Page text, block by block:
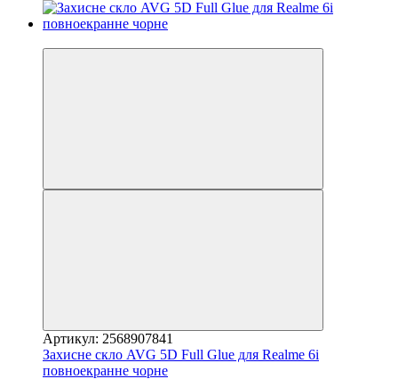
Артикул: 2568907841
Захисне скло AVG 5D Full Glue для Realme 6i
повноекранне чорне